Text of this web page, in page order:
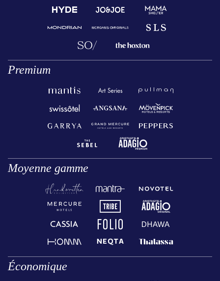
Premium
Moyenne gamme
Économique